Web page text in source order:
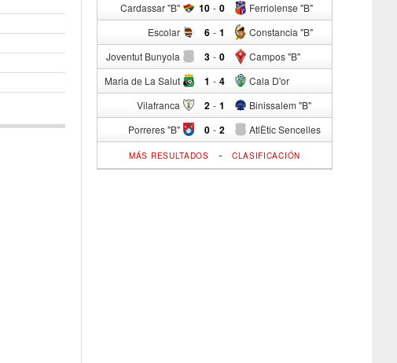
Cardassar "B" 10 - Ferriolense "B"
0
Escolar 6 - Constancia "B"
1
Joventut Bunyola 3 - Campos "B"
0
Maria de La Salut 1 - Cala D'or
4
Vilafranca 2 - Binissalem "B"
1
Porreres "B" 0 - AtlÈtic Sencelles
2
MÁS RESULTADOS - CLASIFICACIÓN